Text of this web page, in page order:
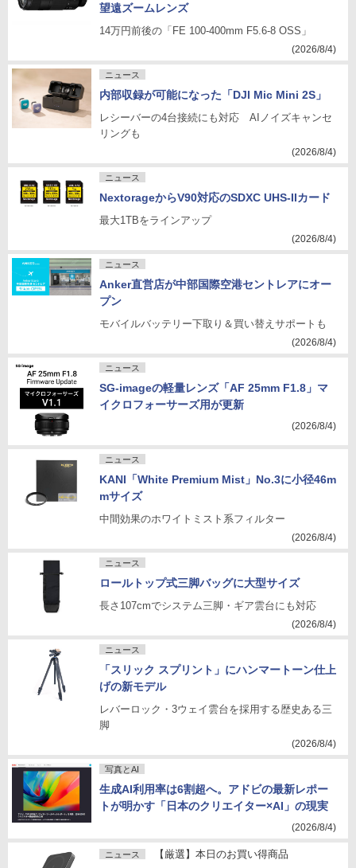
望遠ズームレンズ
14万円前後の「FE 100-400mm F5.6-8 OSS」
(2026/8/4)
ニュース
内部収録が可能になった「DJI Mic Mini 2S」
レシーバーの4台接続にも対応 AIノイズキャンセ
リングも
(2026/8/4)
ニュース
NextorageからV90対応のSDXC UHS-IIカード
最大1TBをラインアップ
(2026/8/4)
ニュース
Anker直営店が中部国際空港セントレアにオー
プン
モバイルバッテリー下取り＆買い替えサポートも
(2026/8/4)
ニュース
SG-imageの軽量レンズ「AF 25mm F1.8」マ
イクロフォーサーズ用が更新
(2026/8/4)
ニュース
KANI「White Premium Mist」No.3に小径46m
mサイズ
中間効果のホワイトミスト系フィルター
(2026/8/4)
ニュース
ロールトップ式三脚バッグに大型サイズ
長さ107cmでシステム三脚・ギア雲台にも対応
(2026/8/4)
ニュース
「スリック スプリント」にハンマートーン仕上
げの新モデル
レバーロック・3ウェイ雲台を採用する歴史ある三
脚
(2026/8/4)
写真とAI
生成AI利用率は6割超へ。アドビの最新レポー
トが明かす「日本のクリエイター×AI」の現実
(2026/8/4)
ニュース 【厳選】本日のお買い得商品